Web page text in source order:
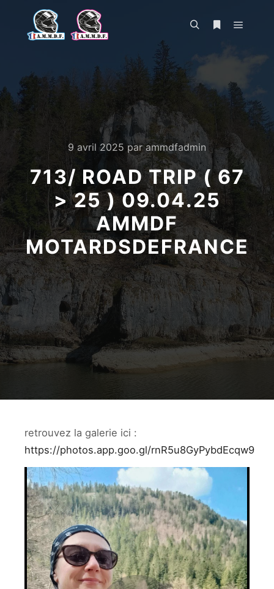
9 avril 2025 parammdfadmin
713/ ROAD TRIP ( 67
> 25 ) 09.04.25
AMMDF
MOTARDSDEFRANCE
retrouvez la galerie ici :
https://photos.app.goo.gl/rnR5u8GyPybdEcqw9